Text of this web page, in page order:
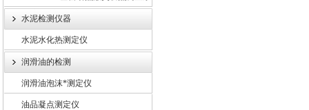
统
水泥检测仪器
水泥水化热测定仪
润滑油的检测
润滑油泡沫*测定仪
油品凝点测定仪